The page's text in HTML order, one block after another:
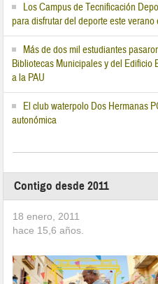
Los Campus de Tecnificación
para disfrutar del deporte este
Más de dos mil estudiantes
Bibliotecas Municipales y del Edificio
a la PAU
El club waterpolo Dos Hermanas
autonómica
Contigo desde 2011
18 enero, 2011
hace 15,6 años.